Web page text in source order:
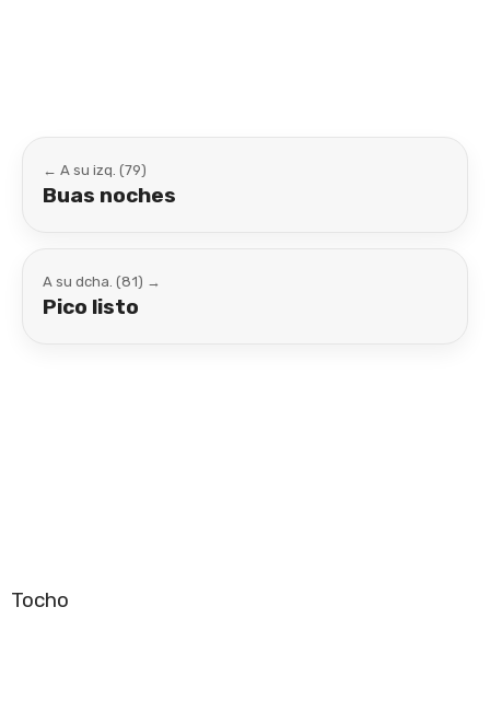
← A su izq. (79)
Buas noches
A su dcha. (81) →
Pico listo
Tocho